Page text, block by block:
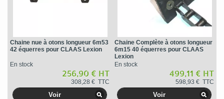
Chaine nue à otons longueur 6m53
42 équerres pour CLAAS Lexion
En stock
256,90 € HT
308,28 € TTC
Voir
Chaine Complète à otons longueur
6m15 40 équerres pour CLAAS
Lexion
En stock
499,11 € HT
598,93 € TTC
Voir